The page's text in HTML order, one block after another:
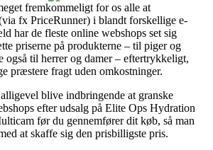
fremkommeligt for os alle at
fx PriceRunner) i blandt forskellige e-
har de fleste online webshops set sig
priserne på produkterne – til piger og
også til herrer og damer – eftertrykkeligt,
præstere fragt uden omkostninger.
blive indbringende at granske
efter udsalg på Elite Ops Hydration
før du gennemfører dit køb, så man
at skaffe sig den prisbilligste pris.